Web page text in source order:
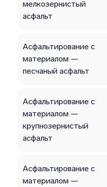
мелкозернистый
асфальт
Асфальтирование с
материалом —
песчаный асфальт
Асфальтирование с
материалом —
крупнозернистый
асфальт
Асфальтирование с
материалом —